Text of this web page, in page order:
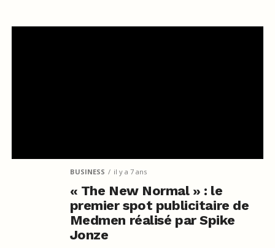
BUSINESS il y a 7 ans
« The New Normal » : le
premier spot publicitaire de
Medmen réalisé par Spike
Jonze